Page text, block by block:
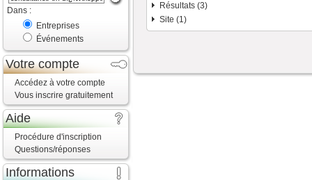
Dans :
Entreprises
Événements
Votre compte
Accédez à votre compte
Vous inscrire gratuitement
Aide
Procédure d'inscription
Questions/réponses
Informations
Résultats (3)
Site (1)